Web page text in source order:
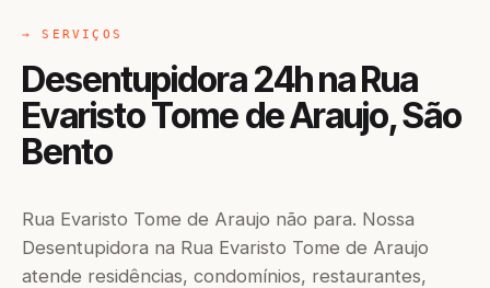
→ SERVIÇOS
Desentupidora 24h na Rua
Evaristo Tome de Araujo, São
Bento
Rua Evaristo Tome de Araujo não para. Nossa
Desentupidora na Rua Evaristo Tome de Araujo
atende residências, condomínios, restaurantes,